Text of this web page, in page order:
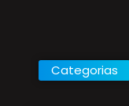
Categorias